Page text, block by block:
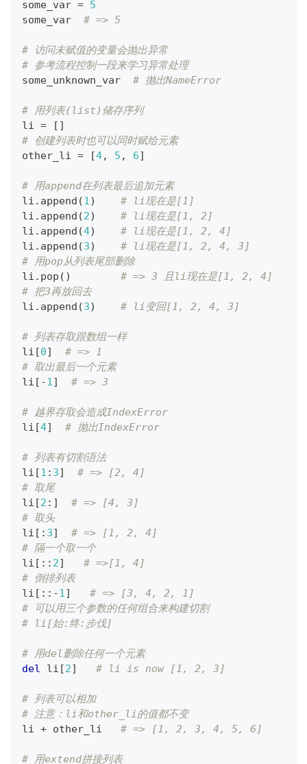
some_var = 5
some_var # => 5
# 访问未赋值的变量会抛出异常
# 参考流程控制一段来学习异常处理
some_unknown_var # 抛出NameError
# 用列表(list)储存序列
li = [ ]
# 创建列表时也可以同时赋给元素
other_li = [4, 5 , 6]
# 用append在列表最后追加元素
li . append (1)
# li现在是[1]
li . append (2)
# li现在是[1, 2]
li . append (4)
# li现在是[1, 2, 4]
li . append (3)
# li现在是[1, 2, 4, 3]
# 用pop从列表尾部删除
li . pop ( )
# => 3 且li现在是[1, 2, 4]
# 把3再放回去
li . append (3) # li变回[1, 2, 4, 3]
# 列表存取跟数组一样
li [0]
# => 1
# 取出最后一个元素
li [ -1] # => 3
# 越界存取会造成IndexError
li [4] # 抛出IndexError
# 列表有切割语法
li [1 : 3]
# => [2, 4]
# 取尾
li [2 : ]
# => [4, 3]
# 取头
li [ : 3]
# => [1, 2, 4]
# 隔一个取一个
li [ : : 2]
# =>[1, 4]
# 倒排列表
li [ : : -1]
# => [3, 4, 2, 1]
# 可以用三个参数的任何组合来构建切割
# li[始:终:步伐]
# 用del删除任何一个元素
del li [2] # li is now [1, 2, 3]
# 列表可以相加
# 注意：li和other_li的值都不变
li + other_li # => [1, 2, 3, 4, 5, 6]
# 用extend拼接列表